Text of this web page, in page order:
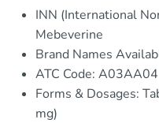
INN (International
Mebeverine
Brand Names
ATC Code: A03AA04
Forms & Dosages:
mg)